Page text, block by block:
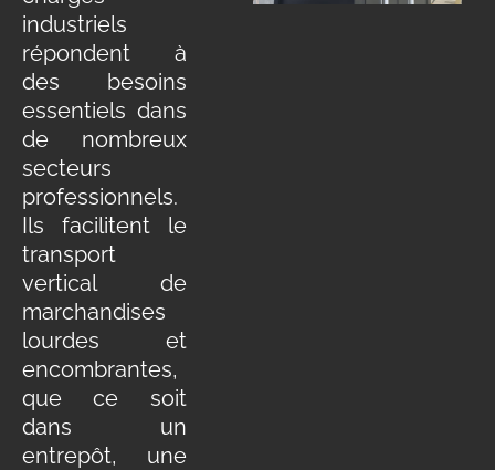
industriels
répondent à
des besoins
essentiels dans
de nombreux
secteurs
professionnels.
Ils facilitent le
transport
vertical de
marchandises
lourdes et
encombrantes,
que ce soit
dans un
entrepôt, une